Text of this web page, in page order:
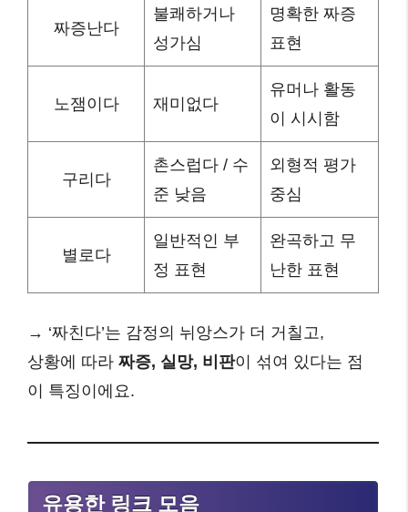
짜증난다
불쾌하거나
성가심
명확한 짜증
표현
노잼이다 재미없다
유머나 활동
이 시시함
구리다
촌스럽다 / 수
준 낮음
외형적 평가
중심
별로다
일반적인 부
정 표현
완곡하고 무
난한 표현
→ ‘짜친다’는 감정의 뉘앙스가 더 거칠고,
상황에 따라 짜증, 실망, 비판이 섞여 있다는 점
이 특징이에요.
유용한 링크 모음